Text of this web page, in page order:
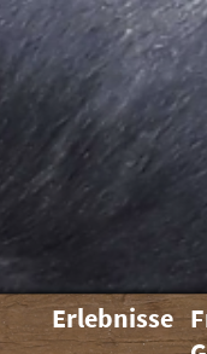
Erlebnisse